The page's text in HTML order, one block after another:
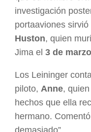
investigación
portaaviones
Huston, quien
Jima el 3 de
Los Leininger
piloto, Anne,
hechos que ella
hermano.